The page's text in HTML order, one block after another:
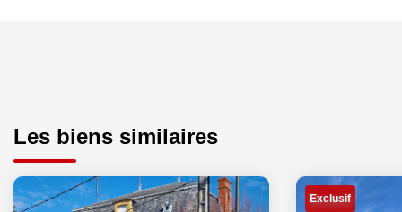
Les biens similaires
Exclusif